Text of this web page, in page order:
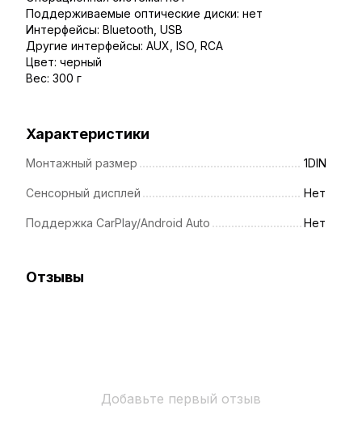
Поддерживаемые оптические диски: нет
Интерфейсы: Bluetooth, USB
Другие интерфейсы: AUX, ISO, RCA
Цвет: черный
Вес: 300 г
Характеристики
Монтажный размер 1DIN
Сенсорный дисплей Нет
Поддержка CarPlay/Android Auto Нет
Отзывы
Добавьте первый отзыв